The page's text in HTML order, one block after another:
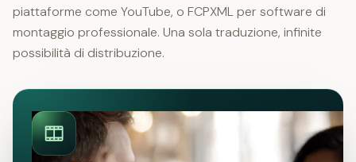
piattaforme come YouTube, o FCPXML per software di
montaggio professionale. Una sola traduzione, infinite
possibilità di distribuzione.